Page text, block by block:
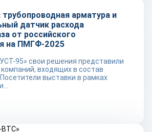
арматура и
датчик расхода
от российского
на ПМГФ-2025
95» свои решения представили
компаний, входящих в состав
выставки в рамках